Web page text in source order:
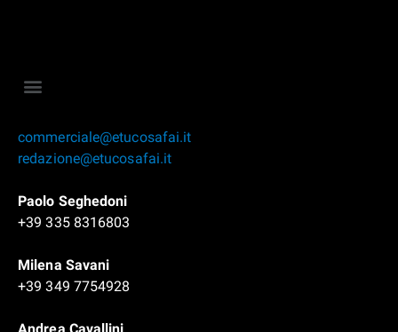
commerciale@etucosafai.it
redazione@etucosafai.it
Paolo Seghedoni
+39 335 8316803
Milena Savani
+39 349 7754928